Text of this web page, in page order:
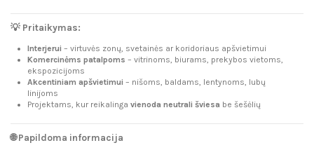
💡 Pritaikymas:
Interjerui – virtuvės zonų, svetainės ar koridoriaus apšvietimui
Komercinėms patalpoms – vitrinoms, biurams, prekybos vietoms,
ekspozicijoms
Akcentiniam apšvietimui – nišoms, baldams, lentynoms, lubų
linijoms
Projektams, kur reikalinga vienoda neutrali šviesa be šešėlių
🌐 Papildoma informacija